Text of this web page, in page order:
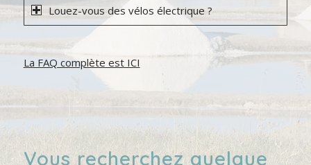
Louez-vous des vélos électrique ?
La FAQ complète est ICI
Vous recherchez quelque